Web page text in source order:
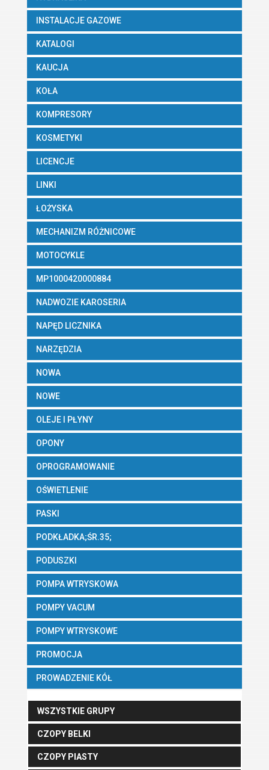
INSTALACJE GAZOWE
KATALOGI
KAUCJA
KOŁA
KOMPRESORY
KOSMETYKI
LICENCJE
LINKI
ŁOŻYSKA
MECHANIZM RÓŻNICOWE
MOTOCYKLE
MP1000420000884
NADWOZIE KAROSERIA
NAPĘD LICZNIKA
NARZĘDZIA
NOWA
NOWE
OLEJE I PŁYNY
OPONY
OPROGRAMOWANIE
OŚWIETLENIE
PASKI
PODKŁADKA;ŚR.35;
PODUSZKI
POMPA WTRYSKOWA
POMPY VACUM
POMPY WTRYSKOWE
PROMOCJA
PROWADZENIE KÓŁ
WSZYSTKIE GRUPY
CZOPY BELKI
CZOPY PIASTY